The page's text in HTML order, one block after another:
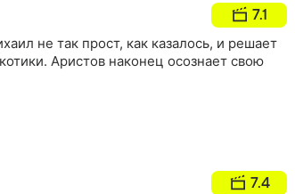
7.1
не так прост, как казалось, и решает
Аристов наконец осознает свою
7.4